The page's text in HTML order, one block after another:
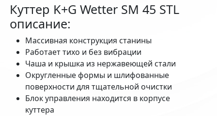
Куттер K+G Wetter SM 45 STL
описание:
Массивная конструкция станины
Работает тихо и без вибрации
Чаша и крышка из нержавеющей стали
Округленные формы и шлифованные
поверхности для тщательной очистки
Блок управления находится в корпусе
куттера